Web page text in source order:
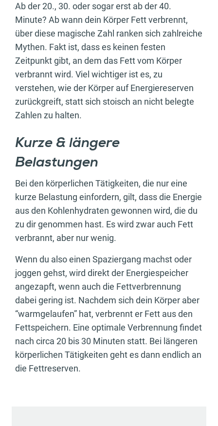
Ab der 20., 30. oder sogar erst ab der 40.
Minute? Ab wann dein Körper Fett verbrennt,
über diese magische Zahl ranken sich zahlreiche
Mythen. Fakt ist, dass es keinen festen
Zeitpunkt gibt, an dem das Fett vom Körper
verbrannt wird. Viel wichtiger ist es, zu
verstehen, wie der Körper auf Energiereserven
zurückgreift, statt sich stoisch an nicht belegte
Zahlen zu halten.
Kurze & längere
Belastungen
Bei den körperlichen Tätigkeiten, die nur eine
kurze Belastung einfordern, gilt, dass die Energie
aus den Kohlenhydraten gewonnen wird, die du
zu dir genommen hast. Es wird zwar auch Fett
verbrannt, aber nur wenig.
Wenn du also einen Spaziergang machst oder
joggen gehst, wird direkt der Energiespeicher
angezapft, wenn auch die Fettverbrennung
dabei gering ist. Nachdem sich dein Körper aber
“warmgelaufen” hat, verbrennt er Fett aus den
Fettspeichern. Eine optimale Verbrennung findet
nach circa 20 bis 30 Minuten statt. Bei längeren
körperlichen Tätigkeiten geht es dann endlich an
die Fettreserven.